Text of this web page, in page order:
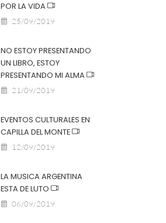
POR LA VIDA
25/09/2019
NO ESTOY PRESENTANDO
UN LIBRO, ESTOY
PRESENTANDO MI ALMA
21/09/2019
EVENTOS CULTURALES EN
CAPILLA DEL MONTE
12/09/2019
LA MUSICA ARGENTINA
ESTA DE LUTO
06/09/2019